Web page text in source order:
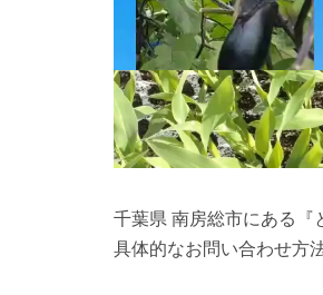
千葉県 南房総市にある『
具体的なお問い合わせ方